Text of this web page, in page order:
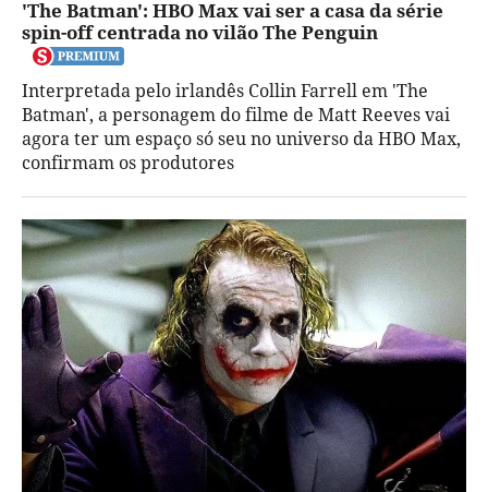
'The Batman': HBO Max vai ser a casa da série
spin-off centrada no vilão The Penguin
Interpretada pelo irlandês Collin Farrell em 'The
Batman', a personagem do filme de Matt Reeves vai
agora ter um espaço só seu no universo da HBO Max,
confirmam os produtores